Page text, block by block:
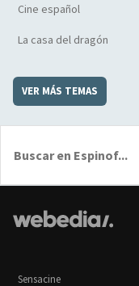
Cine español
La casa del dragón
VER MÁS TEMAS
Sensacine